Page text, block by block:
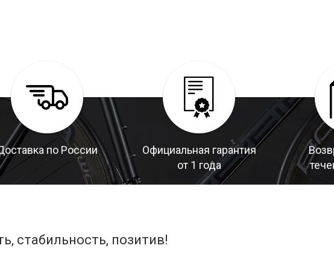
по России
Официальная гарантия
от 1 года
стабильность, позитив!